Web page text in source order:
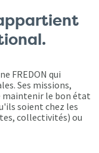
FREDON qui
Ses missions,
maintenir le bon état
soient chez les
collectivités) ou